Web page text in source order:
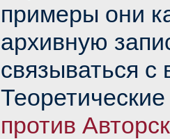
примеры они
архивную
связываться с
против